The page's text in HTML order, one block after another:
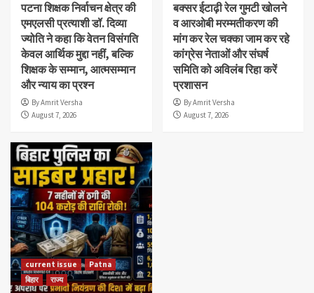
पटना शिक्षक निर्वाचन क्षेत्र की
एमएलसी प्रत्याशी डॉ. दिव्या
ज्योति ने कहा कि वेतन विसंगति
केवल आर्थिक मुद्दा नहीं, बल्कि
शिक्षक के सम्मान, आत्मसम्मान
और न्याय का प्रश्न
By Amrit Versha
August 7, 2026
बक्सर ईटाढ़ी रेल गुमटी खोलने
व आरओबी मरम्मतीकरण की
मांग कर रेल चक्का जाम कर रहे
कांग्रेस नेताओं और संघर्ष
समिति को अविलंब रिहा करें
प्रशासन
By Amrit Versha
August 7, 2026
current issue
Patna
बिहार
राज्य